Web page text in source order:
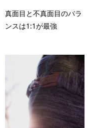
真面目と不真面目のバラ
ンスは1:1が最強